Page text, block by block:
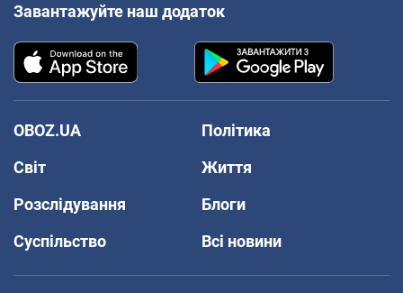
Завантажуйте наш додаток
OBOZ.UA
Політика
Світ
Життя
Розслідування
Блоги
Суспільство
Всі новини